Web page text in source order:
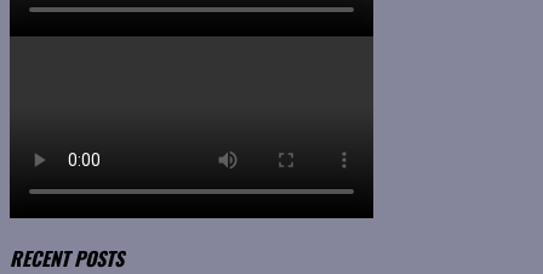
RECENT POSTS